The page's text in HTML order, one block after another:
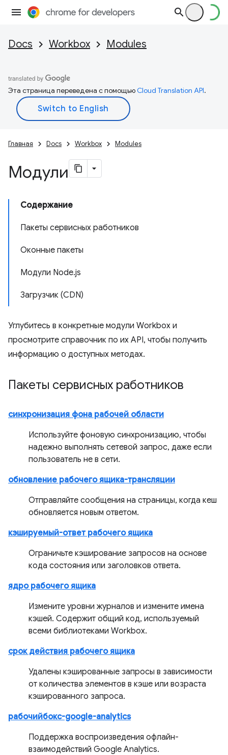
Docs Workbox Modules
Эта страница переведена с помощьюCloud Translation API.
Главная Docs Workbox Modules
Модули
Содержание
Пакеты сервисных работников
Оконные пакеты
Модули Node.js
Загрузчик (CDN)
Углубитесь в конкретные модули Workbox и
просмотрите справочник по их API, чтобы получить
информацию о доступных методах.
Пакеты сервисных работников
синхронизация фона рабочей области
Используйте фоновую синхронизацию, чтобы
надежно выполнять сетевой запрос, даже если
пользователь не в сети.
обновление рабочего ящика-трансляции
Отправляйте сообщения на страницы, когда кеш
обновляется новым ответом.
кэшируемый-ответ рабочего ящика
Ограничьте кэширование запросов на основе
кода состояния или заголовков ответа.
ядро рабочего ящика
Измените уровни журналов и измените имена
кэшей. Содержит общий код, используемый
всеми библиотеками Workbox.
срок действия рабочего ящика
Удалены кэшированные запросы в зависимости
от количества элементов в кэше или возраста
кэшированного запроса.
рабочийбокс-google-analytics
Поддержка воспроизведения офлайн-
взаимодействий Google Analytics.